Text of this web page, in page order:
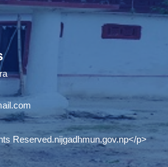
Reserved.nijgadhmun.gov.np</p>